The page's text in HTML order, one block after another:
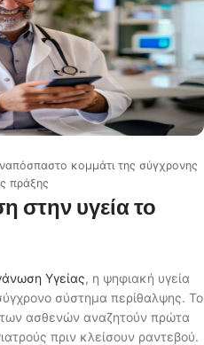
κομμάτι της σύγχρονης
πράξης
στην υγεία το
Υγείας, η ψηφιακή υγεία
σύστημα περίθαλψης. Το
ασθενών αναζητούν πρώτα
πριν κλείσουν ραντεβού.